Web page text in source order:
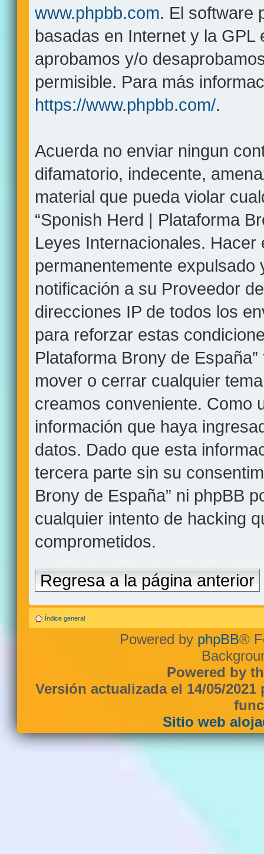
www.phpbb.com. El software
basadas en Internet y la
aprobamos y/o
permisible. Para más
https://www.phpbb.com/.
Acuerda no enviar ningun
difamatorio, indecente,
material que pueda violar
“Sponish Herd | Plataforma
Leyes Internacionales.
permanentemente
notificación a su Proveedor
direcciones IP de todos los
para reforzar estas
Plataforma Brony de
mover o cerrar cualquier
creamos conveniente. Como
información que haya
datos. Dado que esta
tercera parte sin su
Brony de España” ni phpBB
cualquier intento de hacking
comprometidos.
Regresa a la página anterior
Índice general
Powered by phpBB®
Powered by
Versión actualizada el 14/05/
Sitio web